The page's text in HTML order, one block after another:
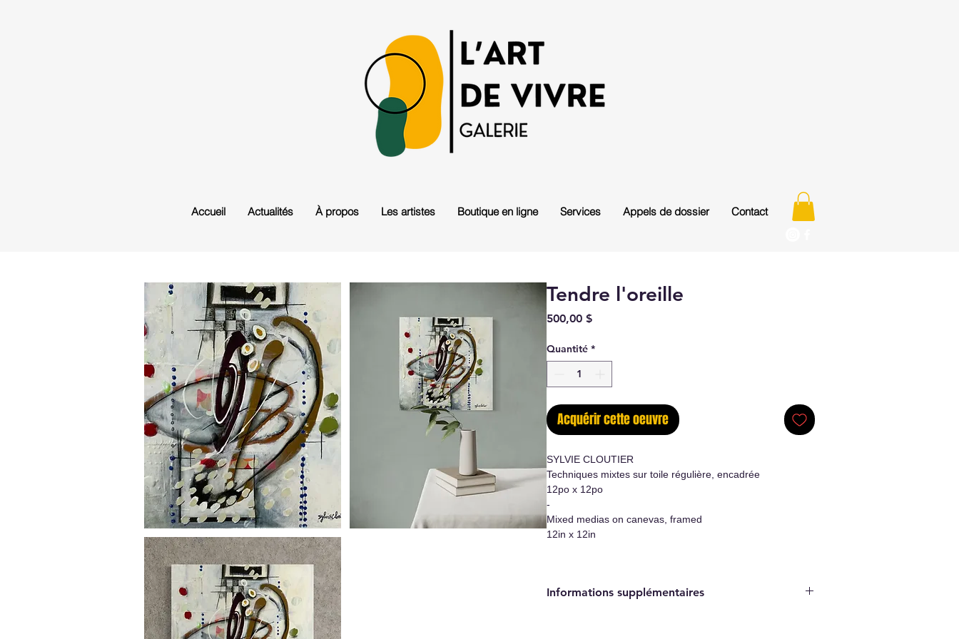
Accueil Actualités À propos Les artistes Boutique en ligne Services Appels de dossier Contact
Tendre l'oreille
500,00 $Prix
Quantité *
Acquérir cette oeuvre
SYLVIE CLOUTIER
Techniques mixtes sur toile régulière, encadrée
12po x 12po
-
Mixed medias on canevas, framed
12in x 12in
Informations supplémentaires